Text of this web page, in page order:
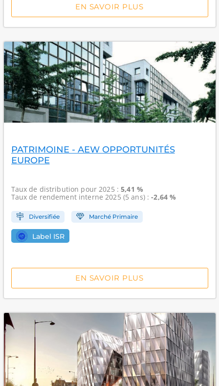
EN SAVOIR PLUS
PATRIMOINE - AEW OPPORTUNITÉS
EUROPE
Taux de distribution pour 2025 :5,41 %
Taux de rendement interne2025 (5 ans) :-2,64 %
Diversifiée Marché Primaire
Label ISR
EN SAVOIR PLUS